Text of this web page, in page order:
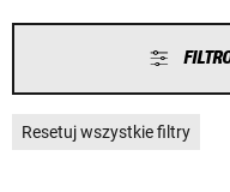
Resetuj wszystkie filtry